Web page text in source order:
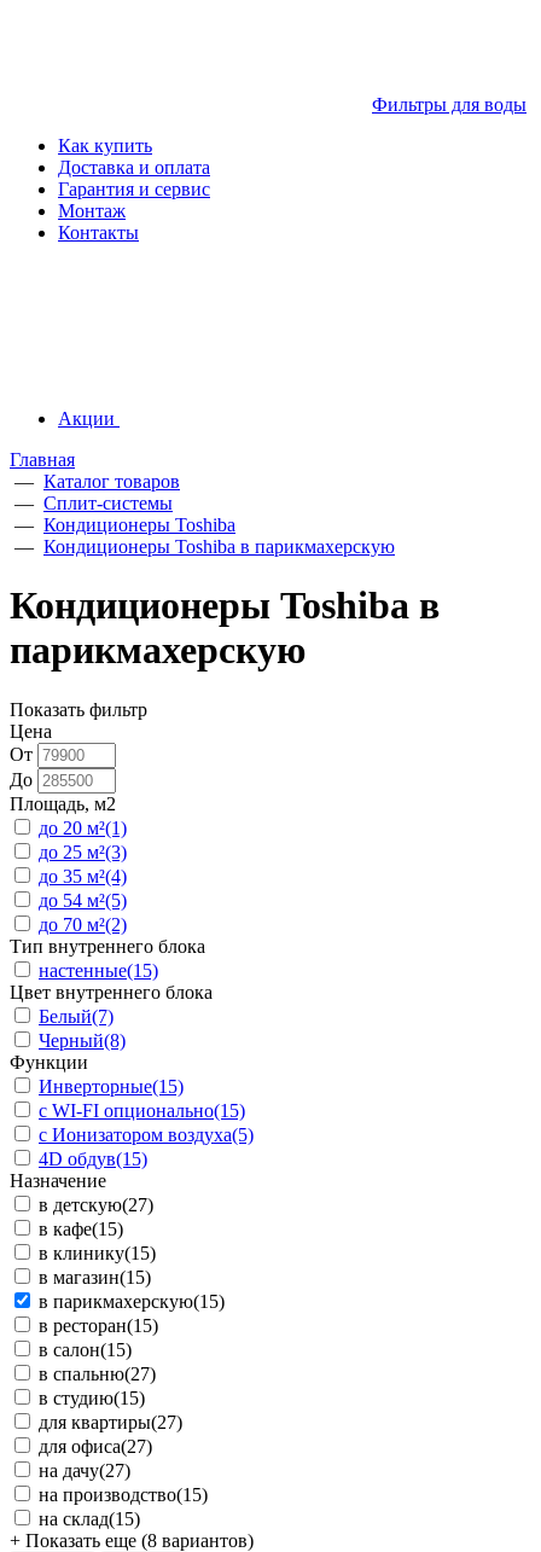
Фильтры для воды
Как купить
Доставка и оплата
Гарантия и сервис
Монтаж
Контакты
Акции
Главная
— Каталог товаров
— Сплит-системы
— Кондиционеры Toshiba
— Кондиционеры Toshiba в парикмахерскую
Кондиционеры Toshiba в
парикмахерскую
Показать фильтр
Цена
От
До
Площадь, м2
до 20 м²(1)
до 25 м²(3)
до 35 м²(4)
до 54 м²(5)
до 70 м²(2)
Тип внутреннего блока
настенные(15)
Цвет внутреннего блока
Белый(7)
Черный(8)
Функции
Инверторные(15)
с WI-FI опционально(15)
с Ионизатором воздуха(5)
4D обдув(15)
Назначение
в детскую(27)
в кафе(15)
в клинику(15)
в магазин(15)
в парикмахерскую(15)
в ресторан(15)
в салон(15)
в спальню(27)
в студию(15)
для квартиры(27)
для офиса(27)
на дачу(27)
на производство(15)
на склад(15)
+ Показать еще (8 вариантов)